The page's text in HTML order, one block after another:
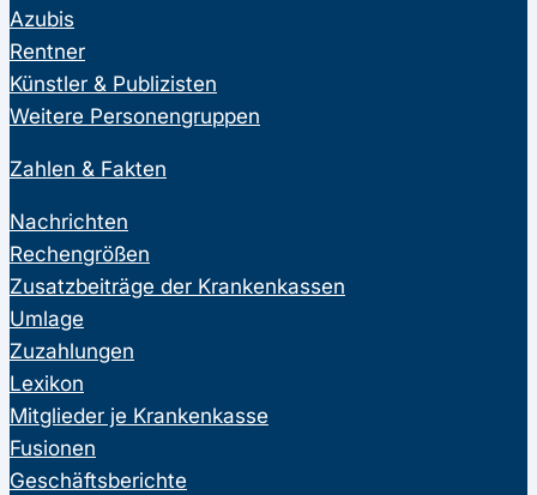
Azubis
Rentner
Künstler & Publizisten
Weitere Personengruppen
Zahlen & Fakten
Nachrichten
Rechengrößen
Zusatzbeiträge der Krankenkassen
Umlage
Zuzahlungen
Lexikon
Mitglieder je Krankenkasse
Fusionen
Geschäftsberichte